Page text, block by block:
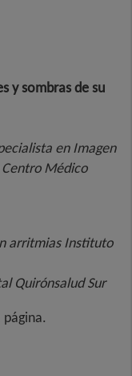
y sombras de su
en Imagen
Médico
arritmias Instituto
Quirónsalud Sur